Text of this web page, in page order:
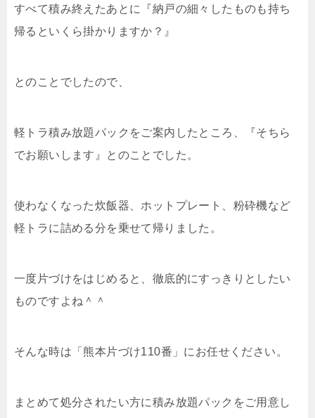
すべて積み終えたあとに『納戸の細々したものも持ち
帰るといくら掛かりますか？』
とのことでしたので、
軽トラ積み放題パックをご案内したところ、『そちら
でお願いします』とのことでした。
使わなくなった炊飯器、ホットプレート、粉砕機など
軽トラに詰める分を乗せて帰りました。
一度片づけをはじめると、徹底的にすっきりとしたい
ものですよね＾＾
そんな時は「熊本片づけ110番」にお任せください。
まとめて処分されたい方に積み放題パックをご用意し